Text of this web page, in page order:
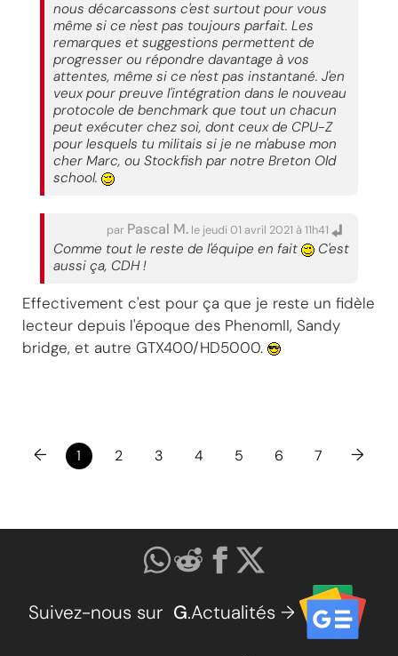
nous décarcassons c'est surtout pour vous
même si ce n'est pas toujours parfait. Les
remarques et suggestions permettent de
progresser ou répondre davantage à vos
attentes, même si ce n'est pas instantané. J'en
veux pour preuve l'intégration dans le nouveau
protocole de benchmark que tout un chacun
peut exécuter chez soi, dont ceux de CPU-Z
pour lesquels tu militais si je ne m'abuse mon
cher Marc, ou Stockfish par notre Breton Old
school.
par Pascal M. le jeudi 01 avril 2021 à 11h41
Comme tout le reste de l'équipe en fait
C'est
aussi ça, CDH !
Effectivement c'est pour ça que je reste un fidèle
lecteur depuis l'époque des PhenomII, Sandy
bridge, et autre GTX400/HD5000.
← 1 2 3 4 5 6 7 →
Suivez-nous sur G.Actualités →